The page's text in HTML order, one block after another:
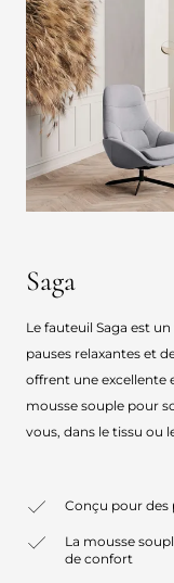
Saga
Le fauteuil Saga est
pauses relaxantes et
offrent une excellente
mousse souple pour
vous, dans le tissu ou
Conçu pour des
La mousse
de confort